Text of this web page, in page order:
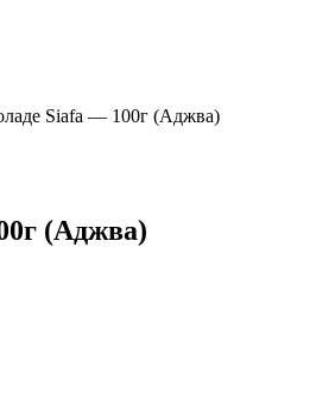
Siafa — 100г (Аджва)
(Аджва)